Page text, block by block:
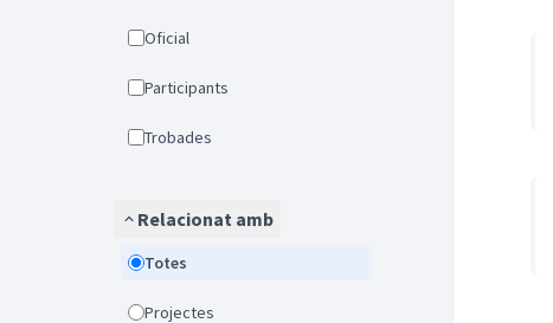
Oficial
Participants
Trobades
Relacionat amb
Totes
Projectes